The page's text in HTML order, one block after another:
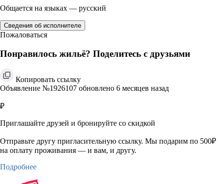
Общается на языках — русский
Сведения об исполнителе
Пожаловаться
Понравилось жильё? Поделитесь с друзьями
Копировать ссылку
Объявление №1926107 обновлено 6 месяцев назад
₽
Приглашайте друзей и бронируйте со скидкой
Отправьте другу пригласительную ссылку. Мы подарим по 500₽
на оплату проживания — и вам, и другу.
Подробнее